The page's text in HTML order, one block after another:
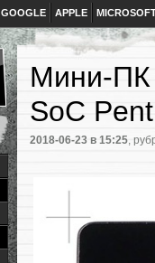
GOOGLE APPLE
Мини-ПК
SoC
2018-06-23 в 15:25,